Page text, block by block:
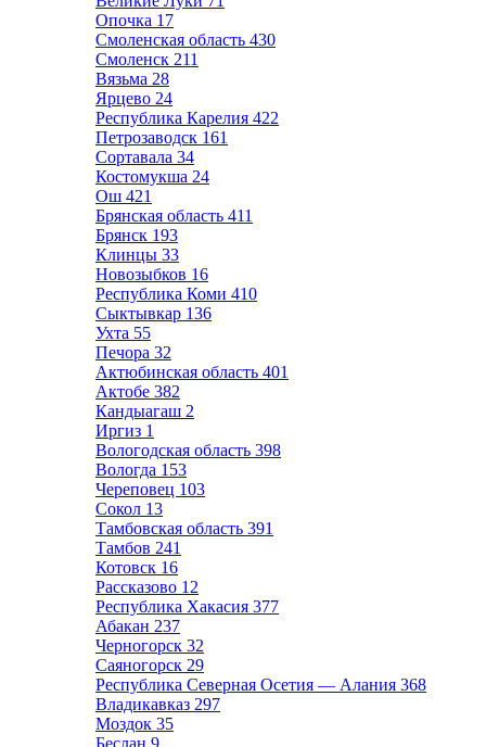
Опочка 17
Смоленская область 430
Смоленск 211
Вязьма 28
Ярцево 24
Республика Карелия 422
Петрозаводск 161
Сортавала 34
Костомукша 24
Ош 421
Брянская область 411
Брянск 193
Клинцы 33
Новозыбков 16
Республика Коми 410
Сыктывкар 136
Ухта 55
Печора 32
Актюбинская область 401
Актобе 382
Кандыагаш 2
Иргиз 1
Вологодская область 398
Вологда 153
Череповец 103
Сокол 13
Тамбовская область 391
Тамбов 241
Котовск 16
Рассказово 12
Республика Хакасия 377
Абакан 237
Черногорск 32
Саяногорск 29
Республика Северная Осетия — Алания 368
Владикавказ 297
Моздок 35
Беслан 9